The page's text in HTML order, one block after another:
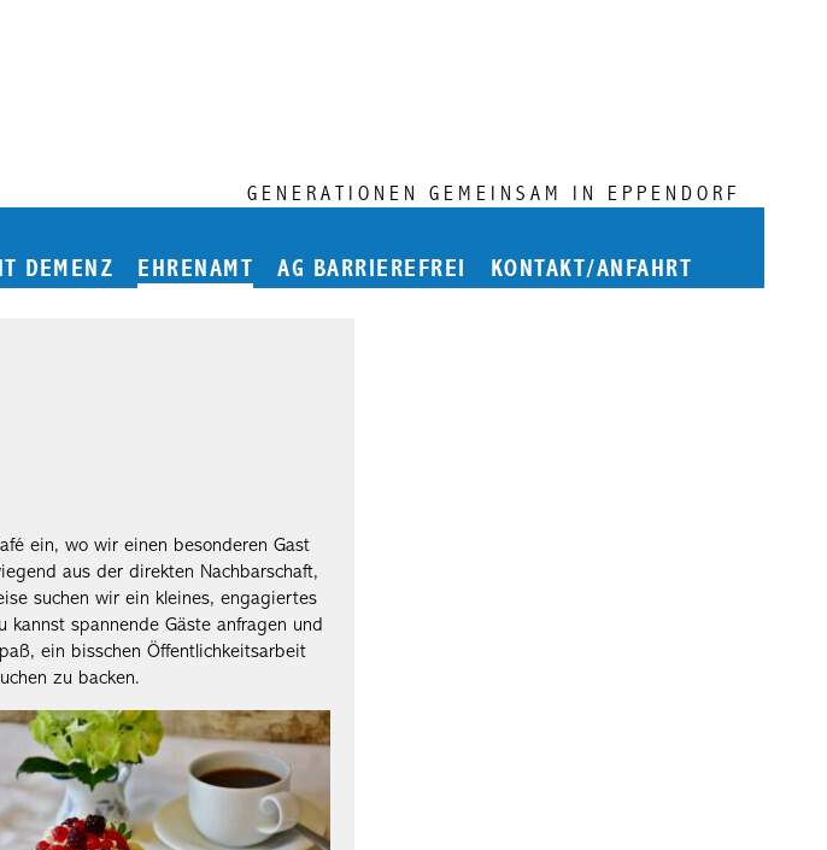
GENERATIONEN GEMEINSAM IN EPPENDORF
DEMENZ EHRENAMT AG BARRIEREFREI KONTAKT/ANFAHRT
ein, wo wir einen besonderen Gast
aus der direkten Nachbarschaft,
suchen wir ein kleines, engagiertes
kannst spannende Gäste anfragen und
ein bisschen Öffentlichkeitsarbeit
zu backen.